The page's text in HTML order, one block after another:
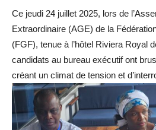
Ce jeudi 24 juillet 2025, lors de
Extraordinaire (AGE) de la
(FGF), tenue à l’hôtel Riviera Royal
candidats au bureau exécutif ont
créant un climat de tension et